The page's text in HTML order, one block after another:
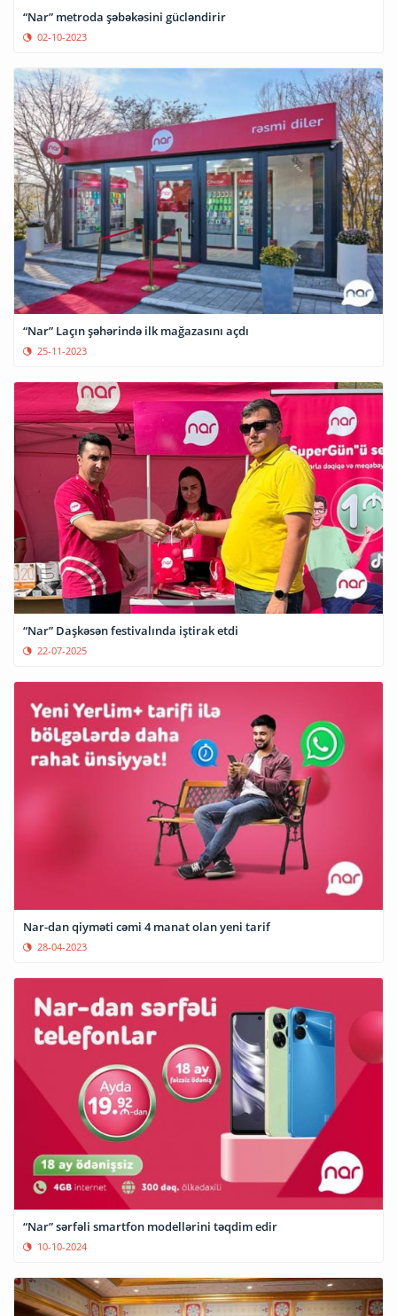
“Nar” metroda şəbəkəsini gücləndirir
02-10-2023
“Nar” Laçın şəhərində ilk mağazasını açdı
25-11-2023
“Nar” Daşkəsən festivalında iştirak etdi
22-07-2025
Nar-dan qiyməti cəmi 4 manat olan yeni tarif
28-04-2023
“Nar” sərfəli smartfon modellərini təqdim edir
10-10-2024